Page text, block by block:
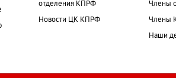
отделения КПРФ
Новости ЦК КПРФ
Члены
Члены
Наши